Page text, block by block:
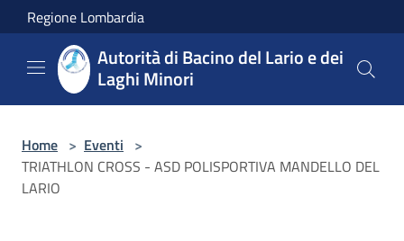
Salta al contenuto principale
Regione Lombardia
Autorità di Bacino del Lario e dei
Laghi Minori
Home > Eventi >
TRIATHLON CROSS - ASD POLISPORTIVA MANDELLO DEL
LARIO